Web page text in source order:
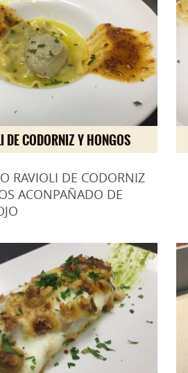
DE CODORNIZ Y HONGOS
RAVIOLI DE CODORNIZ
ACONPAÑADO DE